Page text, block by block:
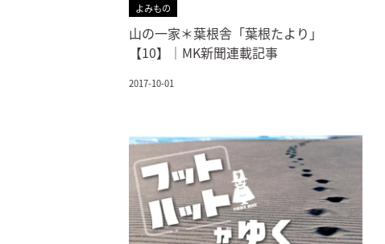
よみもの
山の一家＊葉根舎「葉根たより」
【10】｜MK新聞連載記事
2017-10-01